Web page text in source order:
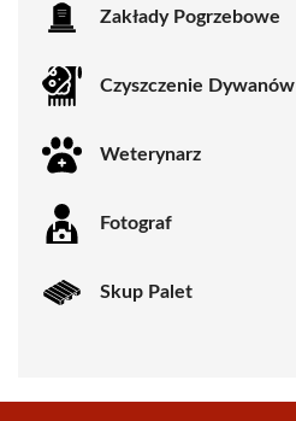
Zakłady Pogrzebowe
Czyszczenie Dywanów
Weterynarz
Fotograf
Skup Palet